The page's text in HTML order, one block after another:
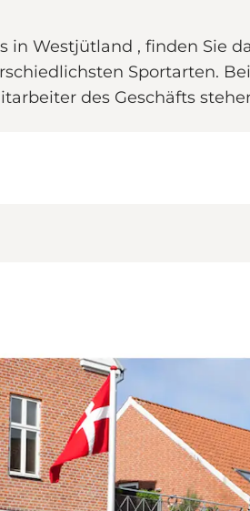
Westjütland , finden Sie
Sportarten.
des Geschäfts